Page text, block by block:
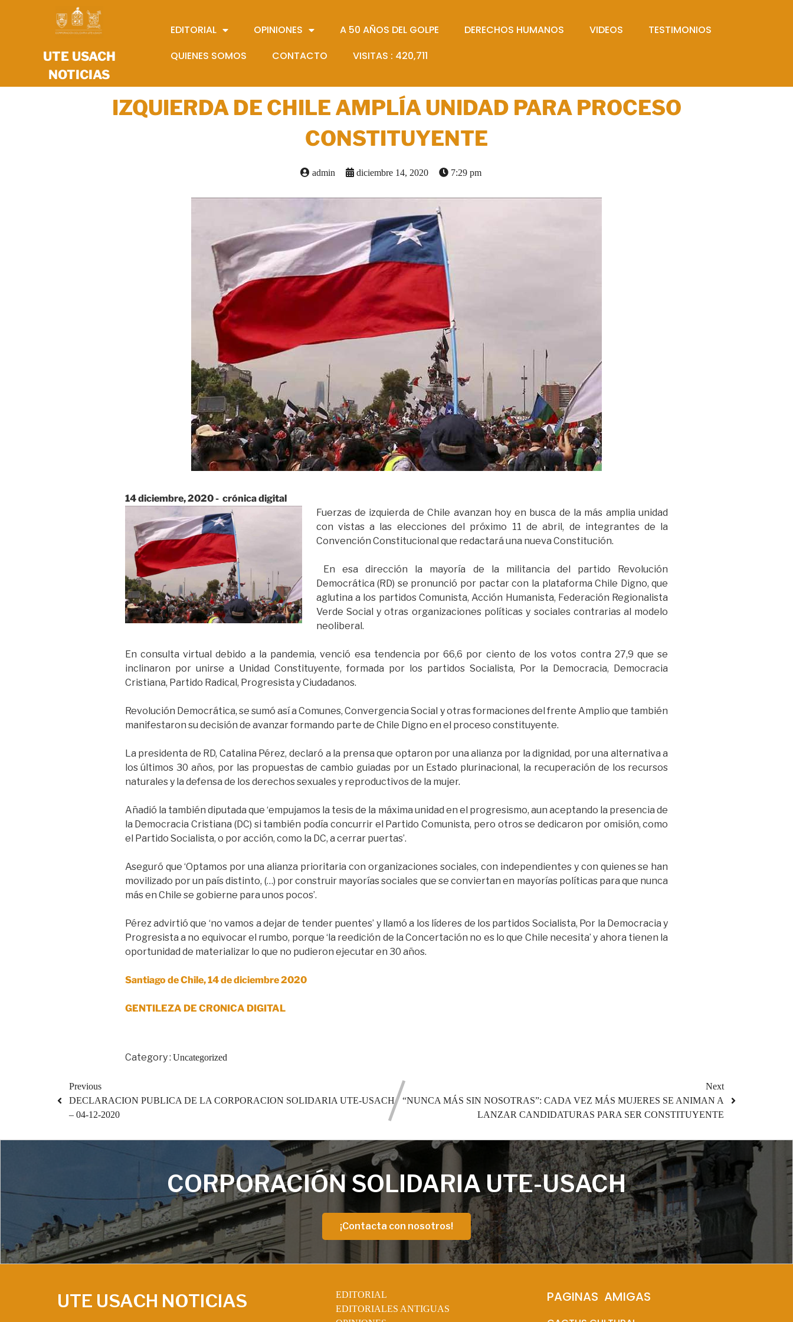
UTE USACH
NOTICIAS
EDITORIAL OPINIONES A 50 AÑOS DEL GOLPE DERECHOS HUMANOS VIDEOS
TESTIMONIOS
QUIENES SOMOS
CONTACTO VISITAS : 420,711
IZQUIERDA DE CHILE AMPLÍA UNIDAD PARA PROCESO
CONSTITUYENTE
admin diciembre 14, 2020 7:29 pm
14 diciembre, 2020 - crónica digital
Fuerzas de izquierda de Chile avanzan hoy en busca de la más amplia unidad
con vistas a las elecciones del próximo 11 de abril, de integrantes de la
Convención Constitucional que redactará una nueva Constitución.
En esa dirección la mayoría de la militancia del partido Revolución
Democrática (RD) se pronunció por pactar con la plataforma Chile Digno, que
aglutina a los partidos Comunista, Acción Humanista, Federación Regionalista
Verde Social y otras organizaciones políticas y sociales contrarias al modelo
neoliberal.
En consulta virtual debido a la pandemia, venció esa tendencia por 66,6 por ciento de los votos contra 27,9 que se
inclinaron por unirse a Unidad Constituyente, formada por los partidos Socialista, Por la Democracia, Democracia
Cristiana, Partido Radical, Progresista y Ciudadanos.
Revolución Democrática, se sumó así a Comunes, Convergencia Social y otras formaciones del frente Amplio que también
manifestaron su decisión de avanzar formando parte de Chile Digno en el proceso constituyente.
La presidenta de RD, Catalina Pérez, declaró a la prensa que optaron por una alianza por la dignidad, por una alternativa a
los últimos 30 años, por las propuestas de cambio guiadas por un Estado plurinacional, la recuperación de los recursos
naturales y la defensa de los derechos sexuales y reproductivos de la mujer.
Añadió la también diputada que ‘empujamos la tesis de la máxima unidad en el progresismo, aun aceptando la presencia de
la Democracia Cristiana (DC) si también podía concurrir el Partido Comunista, pero otros se dedicaron por omisión, como
el Partido Socialista, o por acción, como la DC, a cerrar puertas’.
Aseguró que ‘Optamos por una alianza prioritaria con organizaciones sociales, con independientes y con quienes se han
movilizado por un país distinto, (…) por construir mayorías sociales que se conviertan en mayorías políticas para que nunca
más en Chile se gobierne para unos pocos’.
Pérez advirtió que ‘no vamos a dejar de tender puentes’ y llamó a los líderes de los partidos Socialista, Por la Democracia y
Progresista a no equivocar el rumbo, porque ‘la reedición de la Concertación no es lo que Chile necesita’ y ahora tienen la
oportunidad de materializar lo que no pudieron ejecutar en 30 años.
Santiago de Chile, 14 de diciembre 2020
GENTILEZA DE CRONICA DIGITAL
Category : Uncategorized
Previous
DECLARACION PUBLICA DE LA CORPORACION SOLIDARIA UTE-USACH
– 04-12-2020
Next
“NUNCA MÁS SIN NOSOTRAS”: CADA VEZ MÁS MUJERES SE ANIMAN A
LANZAR CANDIDATURAS PARA SER CONSTITUYENTE
CORPORACIÓN SOLIDARIA UTE-USACH
¡Contacta con nosotros!
UTE USACH NOTICIAS
EDITORIAL
EDITORIALES ANTIGUAS
PAGINAS  AMIGAS